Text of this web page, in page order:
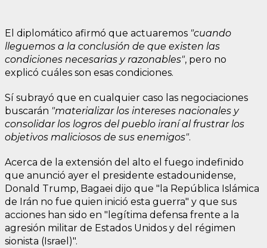
El diplomático afirmó que actuaremos "cuando
lleguemos a la conclusión de que existen las
condiciones necesarias y razonables", pero no
explicó cuáles son esas condiciones.
Sí subrayó que en cualquier caso las negociaciones
buscarán "materializar los intereses nacionales y
consolidar los logros del pueblo iraní al frustrar los
objetivos maliciosos de sus enemigos".
Acerca de la extensión del alto el fuego indefinido
que anunció ayer el presidente estadounidense,
Donald Trump, Bagaei dijo que "la República Islámica
de Irán no fue quien inició esta guerra" y que sus
acciones han sido en "legítima defensa frente a la
agresión militar de Estados Unidos y del régimen
sionista (Israel)".